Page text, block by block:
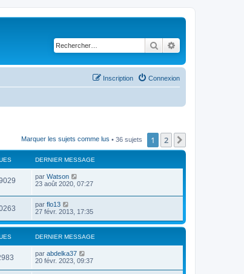
Rechercher
Connexion
Inscription
Marquer les sujets comme lus • 36 sujets 1 2
DERNIER MESSAGE
par Watson
23 août 2020, 07:27
par flo13
27 févr. 2013, 17:35
DERNIER MESSAGE
par abdelka37
20 févr. 2023, 09:37